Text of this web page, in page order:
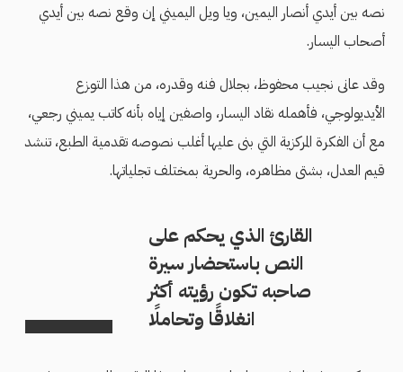
نصه بين أيدي أنصار اليمين، ويا ويل اليميني إن وقع نصه بين أيدي
أصحاب اليسار.
وقد عانى نجيب محفوظ، بجلال فنه وقدره، من هذا التوزع
الأيديولوجي، فأهمله نقاد اليسار، واصفين إياه بأنه كاتب يميني رجعي،
مع أن الفكرة المركزية التي بنى عليها أغلب نصوصه تقدمية الطبع، تنشد
قيم العدل، بشتى مظاهره، والحرية بمختلف تجلياتها.
القارئ الذي يحكم على
النص باستحضار سيرة
صاحبه تكون رؤيته أكثر
انغلاقًا وتحاملًا